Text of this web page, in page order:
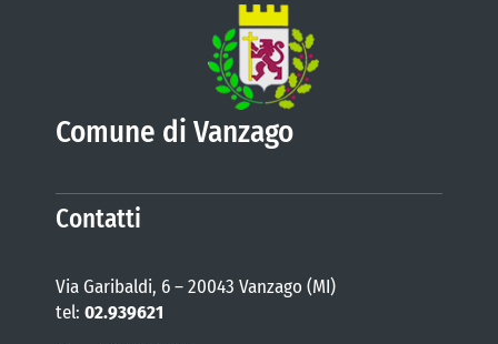
Comune di Vanzago
Contatti
Via Garibaldi, 6 – 20043 Vanzago (MI)
tel: 02.939621